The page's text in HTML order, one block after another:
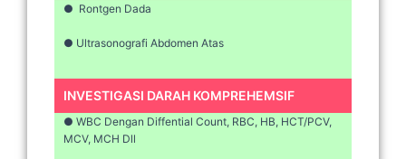
● Rontgen Dada
● Ultrasonografi Abdomen Atas
INVESTIGASI DARAH KOMPREHEMSIF
● WBC Dengan Diffential Count, RBC, HB, HCT/PCV,
MCV, MCH Dll